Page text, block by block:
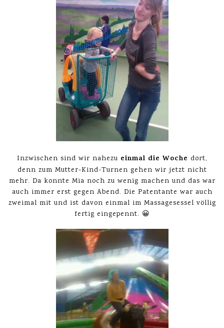
Inzwischen sind wir nahezu einmal die Woche dort,
denn zum Mutter-Kind-Turnen gehen wir jetzt nicht
mehr. Da konnte Mia noch zu wenig machen und das war
auch immer erst gegen Abend. Die Patentante war auch
zweimal mit und ist davon einmal im Massagesessel völlig
fertig eingepennt. 😀